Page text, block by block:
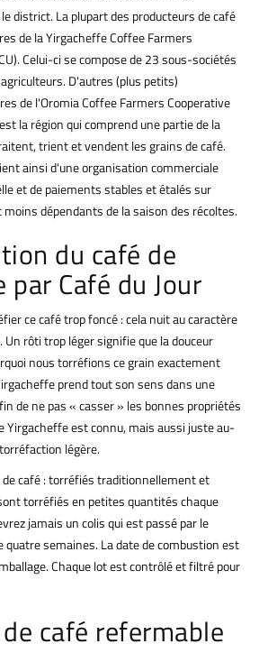
district. La plupart des producteurs de café
de la Yirgacheffe Coffee Farmers
Celui-ci se compose de 23 sous-sociétés
D'autres (plus petits)
de l'Oromia Coffee Farmers Cooperative
la région qui comprend une partie de la
trient et vendent les grains de café.
ainsi d'une organisation commerciale
et de paiements stables et étalés sur
dépendants de la saison des récoltes.
du café de
Café du Jour
ce café trop foncé : cela nuit au caractère
rôti trop léger signifie que la douceur
nous torréfions ce grain exactement
prend tout son sens dans une
de ne pas « casser » les bonnes propriétés
Yirgacheffe est connu, mais aussi juste au-
légère.
café : torréfiés traditionnellement et
torréfiés en petites quantités chaque
jamais un colis qui est passé par le
quatre semaines. La date de combustion est
Chaque lot est contrôlé et filtré pour
café refermable